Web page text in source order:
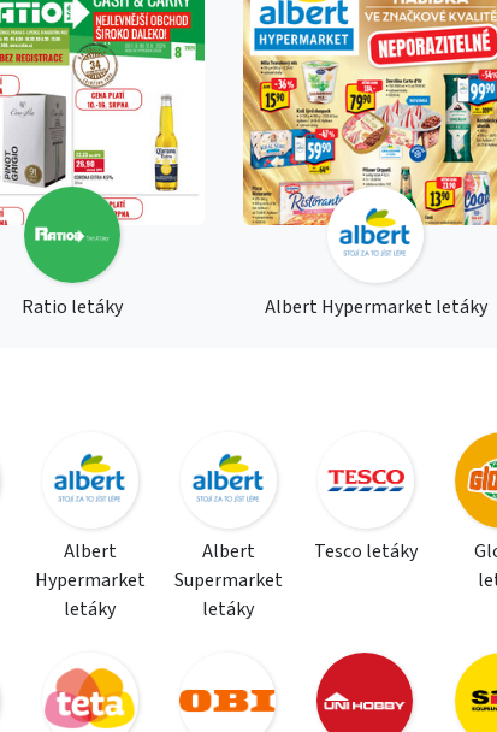
Ratio letáky Albert Hypermarket letáky
Albert
Hypermarket
letáky
Albert
Supermarket
letáky
Tesco letáky